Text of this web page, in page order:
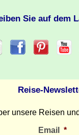
Sie auf dem
Reise-
unsere Reisen
Email *